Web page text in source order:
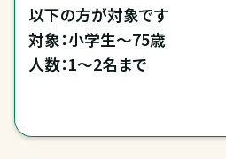
以下の方が対象です
対象：小学生～75歳
人数：1～2名まで